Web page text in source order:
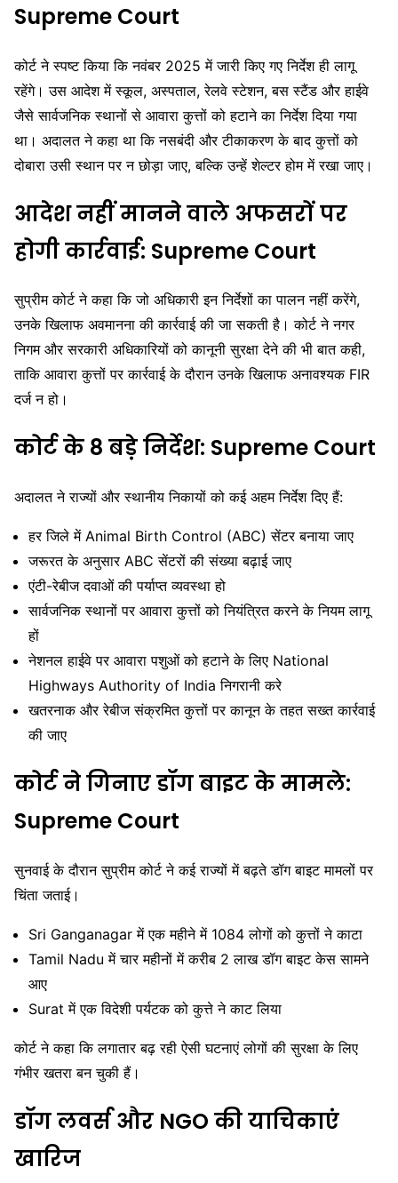
Supreme Court
कोर्ट ने स्पष्ट किया कि नवंबर 2025 में जारी किए गए निर्देश ही लागू
रहेंगे। उस आदेश में स्कूल, अस्पताल, रेलवे स्टेशन, बस स्टैंड और हाईवे
जैसे सार्वजनिक स्थानों से आवारा कुत्तों को हटाने का निर्देश दिया गया
था। अदालत ने कहा था कि नसबंदी और टीकाकरण के बाद कुत्तों को
दोबारा उसी स्थान पर न छोड़ा जाए, बल्कि उन्हें शेल्टर होम में रखा जाए।
आदेश नहीं मानने वाले अफसरों पर
होगी कार्रवाई: Supreme Court
सुप्रीम कोर्ट ने कहा कि जो अधिकारी इन निर्देशों का पालन नहीं करेंगे,
उनके खिलाफ अवमानना की कार्रवाई की जा सकती है। कोर्ट ने नगर
निगम और सरकारी अधिकारियों को कानूनी सुरक्षा देने की भी बात कही,
ताकि आवारा कुत्तों पर कार्रवाई के दौरान उनके खिलाफ अनावश्यक FIR
दर्ज न हो।
कोर्ट के 8 बड़े निर्देश: Supreme Court
अदालत ने राज्यों और स्थानीय निकायों को कई अहम निर्देश दिए हैं:
हर जिले में Animal Birth Control (ABC) सेंटर बनाया जाए
जरूरत के अनुसार ABC सेंटरों की संख्या बढ़ाई जाए
एंटी-रेबीज दवाओं की पर्याप्त व्यवस्था हो
सार्वजनिक स्थानों पर आवारा कुत्तों को नियंत्रित करने के नियम लागू
हों
नेशनल हाईवे पर आवारा पशुओं को हटाने के लिए National
Highways Authority of India निगरानी करे
खतरनाक और रेबीज संक्रमित कुत्तों पर कानून के तहत सख्त कार्रवाई
की जाए
कोर्ट ने गिनाए डॉग बाइट के मामले:
Supreme Court
सुनवाई के दौरान सुप्रीम कोर्ट ने कई राज्यों में बढ़ते डॉग बाइट मामलों पर
चिंता जताई।
Sri Ganganagar में एक महीने में 1084 लोगों को कुत्तों ने काटा
Tamil Nadu में चार महीनों में करीब 2 लाख डॉग बाइट केस सामने
आए
Surat में एक विदेशी पर्यटक को कुत्ते ने काट लिया
कोर्ट ने कहा कि लगातार बढ़ रही ऐसी घटनाएं लोगों की सुरक्षा के लिए
गंभीर खतरा बन चुकी हैं।
डॉग लवर्स और NGO की याचिकाएं
खारिज